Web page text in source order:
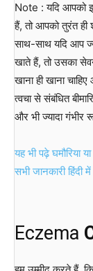
Note : यदि आपको
हैं, तो आपको तुरंत ही
साथ-साथ यदि आप
खाते हैं, तो उसका
खाना ही खाना
त्वचा से संबंधित
और भी ज्यादा गंभीर
यह भी पढ़े घमौरिया
सभी जानकारी हिंदी में
Eczema